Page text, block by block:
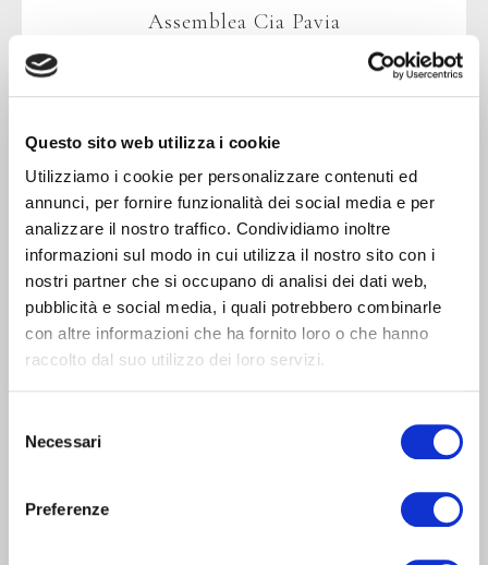
Questo sito web utilizza i cookie
Utilizziamo i cookie per personalizzare contenuti ed
annunci, per fornire funzionalità dei social media e per
analizzare il nostro traffico. Condividiamo inoltre
informazioni sul modo in cui utilizza il nostro sito con i
nostri partner che si occupano di analisi dei dati web,
pubblicità e social media, i quali potrebbero combinarle
con altre informazioni che ha fornito loro o che hanno
raccolto dal suo utilizzo dei loro servizi.
delNecessari
Preferenze
Assemblea Cia Pavia
La gestione sostenibile delle acque: sfida e